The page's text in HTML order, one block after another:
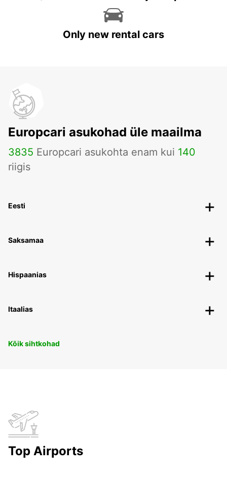
Only new rental cars
Europcari asukohad üle maailma
3835 Europcari asukohta enam kui 140
riigis
Eesti
Saksamaa
Hispaanias
Itaalias
Kõik sihtkohad
Top Airports